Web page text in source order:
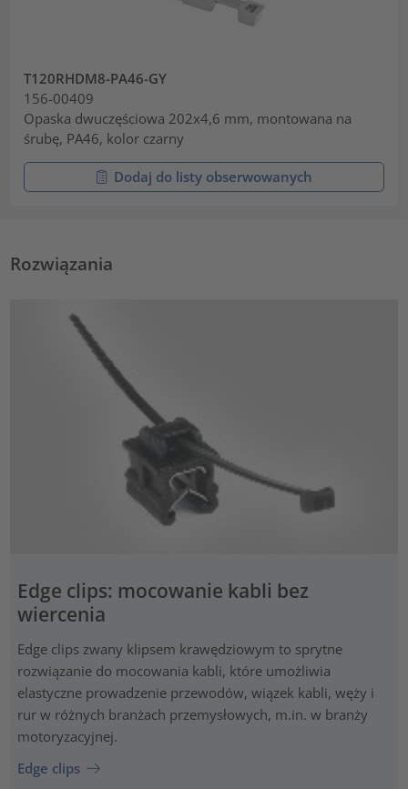
T120RHDM8-PA46-GY
156-00409
Opaska dwuczęściowa 202x4,6 mm, montowana na
śrubę, PA46, kolor czarny
Dodaj do listy obserwowanych
Rozwiązania
Edge clips: mocowanie kabli bez
wiercenia
Edge clips zwany klipsem krawędziowym to sprytne
rozwiązanie do mocowania kabli, które umożliwia
elastyczne prowadzenie przewodów, wiązek kabli, węży i
rur w różnych branżach przemysłowych, m.in. w branży
motoryzacyjnej.
Edge clips